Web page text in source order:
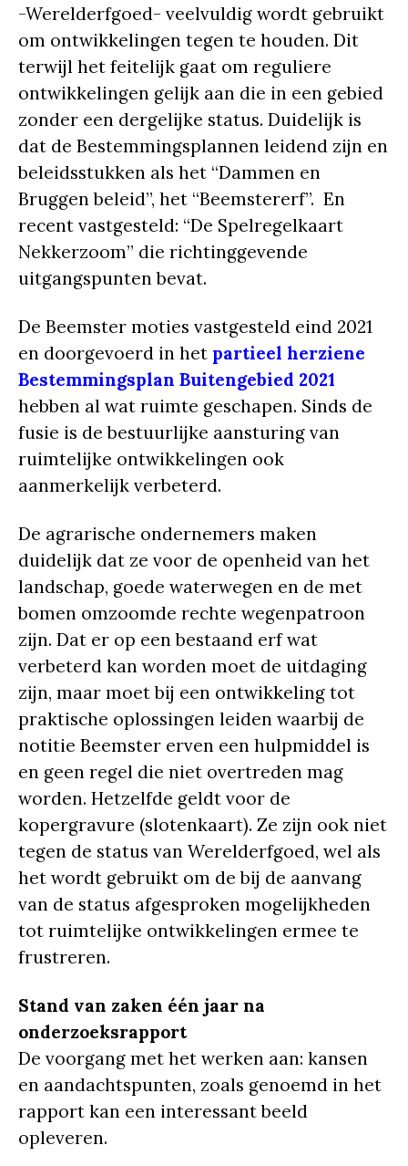
-Werelderfgoed- veelvuldig wordt gebruikt
om ontwikkelingen tegen te houden. Dit
terwijl het feitelijk gaat om reguliere
ontwikkelingen gelijk aan die in een gebied
zonder een dergelijke status. Duidelijk is
dat de Bestemmingsplannen leidend zijn en
beleidsstukken als het “Dammen en
Bruggen beleid”, het “Beemstererf”. En
recent vastgesteld: “De Spelregelkaart
Nekkerzoom” die richtinggevende
uitgangspunten bevat.
De Beemster moties vastgesteld eind 2021
en doorgevoerd in het partieel herziene
Bestemmingsplan Buitengebied 2021
hebben al wat ruimte geschapen. Sinds de
fusie is de bestuurlijke aansturing van
ruimtelijke ontwikkelingen ook
aanmerkelijk verbeterd.
De agrarische ondernemers maken
duidelijk dat ze voor de openheid van het
landschap, goede waterwegen en de met
bomen omzoomde rechte wegenpatroon
zijn. Dat er op een bestaand erf wat
verbeterd kan worden moet de uitdaging
zijn, maar moet bij een ontwikkeling tot
praktische oplossingen leiden waarbij de
notitie Beemster erven een hulpmiddel is
en geen regel die niet overtreden mag
worden. Hetzelfde geldt voor de
kopergravure (slotenkaart). Ze zijn ook niet
tegen de status van Werelderfgoed, wel als
het wordt gebruikt om de bij de aanvang
van de status afgesproken mogelijkheden
tot ruimtelijke ontwikkelingen ermee te
frustreren.
Stand van zaken één jaar na
onderzoeksrapport
De voorgang met het werken aan: kansen
en aandachtspunten, zoals genoemd in het
rapport kan een interessant beeld
opleveren.